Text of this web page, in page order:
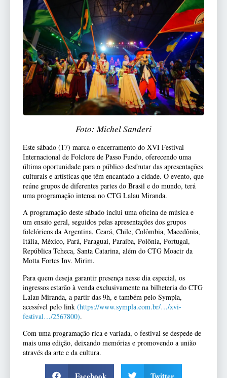
Foto: Michel Sanderi
Este sábado (17) marca o encerramento do XVI Festival
Internacional de Folclore de Passo Fundo, oferecendo uma
última oportunidade para o público desfrutar das apresentações
culturais e artísticas que têm encantado a cidade. O evento, que
reúne grupos de diferentes partes do Brasil e do mundo, terá
uma programação intensa no CTG Lalau Miranda.
A programação deste sábado inclui uma oficina de música e
um ensaio geral, seguidos pelas apresentações dos grupos
folclóricos da Argentina, Ceará, Chile, Colômbia, Macedônia,
Itália, México, Pará, Paraguai, Paraíba, Polônia, Portugal,
República Tcheca, Santa Catarina, além do CTG Moacir da
Motta Fortes Inv. Mirim.
Para quem deseja garantir presença nesse dia especial, os
ingressos estarão à venda exclusivamente na bilheteria do CTG
Lalau Miranda, a partir das 9h, e também pelo Sympla,
acessível pelo link (https://www.sympla.com.br/…/xvi-
festival…/2567800).
Com uma programação rica e variada, o festival se despede de
mais uma edição, deixando memórias e promovendo a união
através da arte e da cultura.